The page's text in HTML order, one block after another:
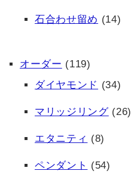
石合わせ留め (14)
オーダー (119)
ダイヤモンド (34)
マリッジリング(26)
エタニティ (8)
ペンダント (54)